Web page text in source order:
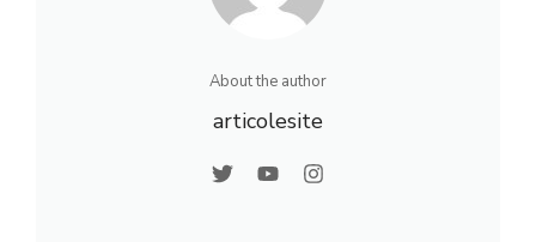
About the author
articolesite